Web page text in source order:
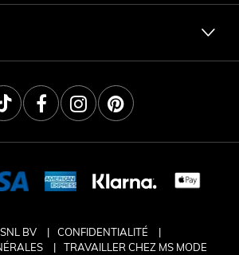
BV
CONFIDENTIALITÉ
TRAVAILLER CHEZ MS MODE